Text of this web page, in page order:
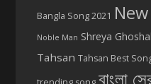
Bangla Song 2021
Noble Man Shreya Ghoshal
Tahsan Tahsan Best
বাংলা